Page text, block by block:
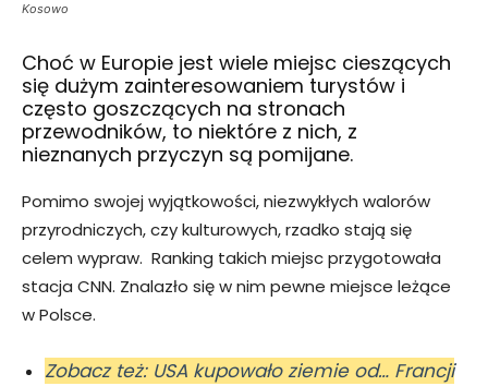
Kosowo
Choć w Europie jest wiele miejsc cieszących
się dużym zainteresowaniem turystów i
często goszczących na stronach
przewodników, to niektóre z nich, z
nieznanych przyczyn są pomijane.
Pomimo swojej wyjątkowości, niezwykłych walorów
przyrodniczych, czy kulturowych, rzadko stają się
celem wypraw. Ranking takich miejsc przygotowała
stacja CNN. Znalazło się w nim pewne miejsce leżące
w Polsce.
Zobacz też: USA kupowało ziemie od… Francji